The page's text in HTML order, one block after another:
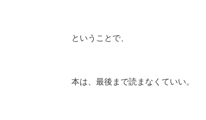
ということで、
本は、最後まで読まなくていい。